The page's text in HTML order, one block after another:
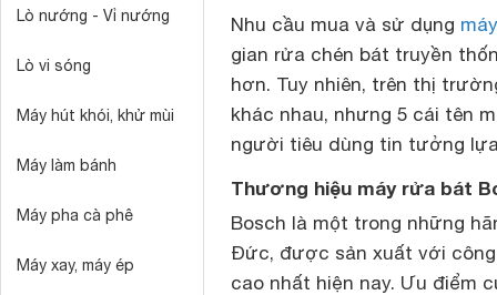
Lò nướng - Vỉ nướng
Lò vi sóng
Máy hút khói, khử mùi
Máy làm bánh
Máy pha cà phê
Máy xay, máy ép
Nhu cầu mua và sử dụng
gian rửa chén bát truyền
hơn. Tuy nhiên, trên thị
khác nhau, nhưng 5 cái tên
người tiêu dùng tin tưởng
Thương hiệu máy rửa bát
Bosch là một trong những
Đức, được sản xuất với
cao nhất hiện nay. Ưu điểm